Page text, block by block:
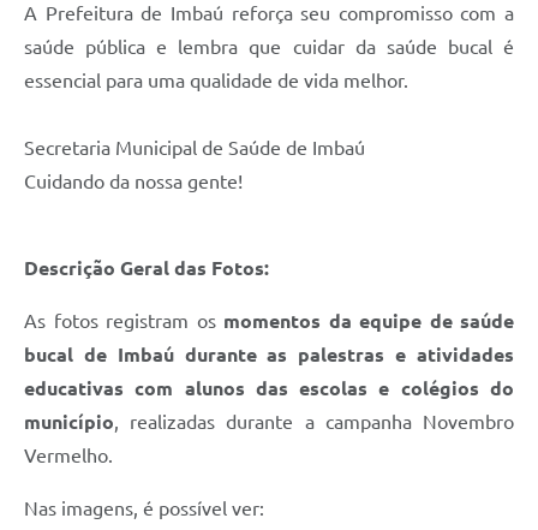
A Prefeitura de Imbaú reforça seu compromisso com a
saúde pública e lembra que cuidar da saúde bucal é
essencial para uma qualidade de vida melhor.
Secretaria Municipal de Saúde de Imbaú
Cuidando da nossa gente!
Descrição Geral das Fotos:
As fotos registram os momentos da equipe de saúde
bucal de Imbaú durante as palestras e atividades
educativas com alunos das escolas e colégios do
município , realizadas durante a campanha Novembro
Vermelho.
Nas imagens, é possível ver: